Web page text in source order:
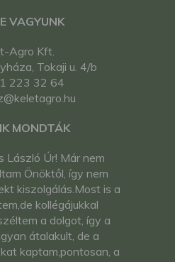
VAGYUNK
Agro Kft.
Tokaji u. 4/b
223 32 64
MONDTÁK
László Úr! Már nem
Önöktől, így nem
kiszolgálás.Most is a
kollégájukkal
a dolgot, így a
átalakult, de a
kaptam,pontosan, a